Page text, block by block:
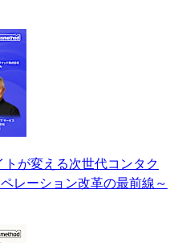
トが変える次世代コンタク
レーション改革の最前線～